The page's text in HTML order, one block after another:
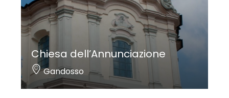
Chiesa dell’Annunciazione
Gandosso